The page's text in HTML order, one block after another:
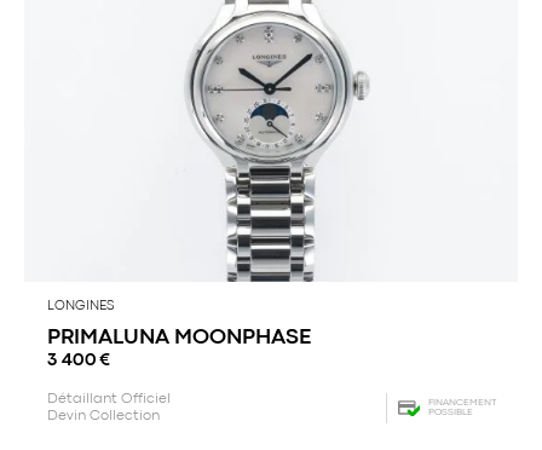
LONGINES
PRIMALUNA MOONPHASE
3 400 €
Détaillant Officiel
Devin Collection
FINANCEMENT
POSSIBLE